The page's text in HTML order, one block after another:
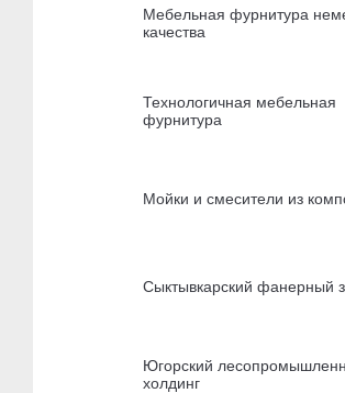
Мебельная фурнитура
качества
Технологичная мебельная
фурнитура
Мойки и смесители из
Сыктывкарский фанерный
Югорский
холдинг